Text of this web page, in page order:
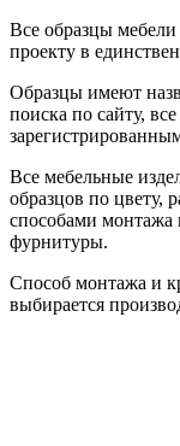
Все образцы
проекту в
Образцы имеют
поиска по сайту,
Все мебельные
образцов по цвету,
способами
фурнитуры.
Способ монтажа и
выбирается